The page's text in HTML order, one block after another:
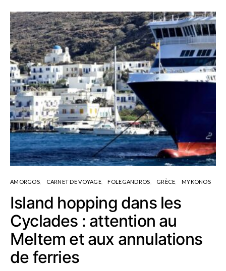
AMORGOS CARNET DE VOYAGE FOLEGANDROS GRÈCE MYKONOS
Island hopping dans les
Cyclades : attention au
Meltem et aux annulations
de ferries